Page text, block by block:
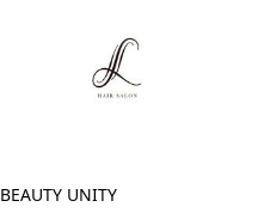
BEAUTY UNITY